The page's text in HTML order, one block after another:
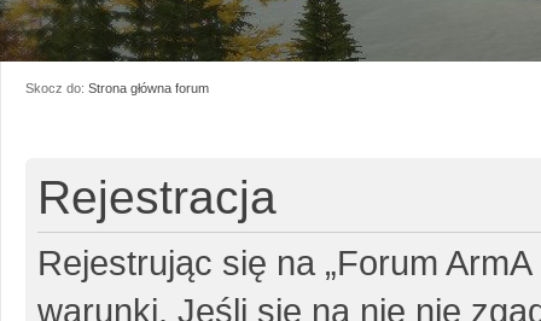
Skocz do: Strona główna forum
Rejestracja
Rejestrując się na „Forum
warunki. Jeśli się na nie nie